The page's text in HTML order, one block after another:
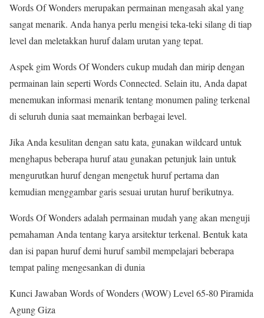
Words Of Wonders merupakan permainan mengasah akal yang
sangat menarik. Anda hanya perlu mengisi teka-teki silang di tiap
level dan meletakkan huruf dalam urutan yang tepat.
Aspek gim Words Of Wonders cukup mudah dan mirip dengan
permainan lain seperti Words Connected. Selain itu, Anda dapat
menemukan informasi menarik tentang monumen paling terkenal
di seluruh dunia saat memainkan berbagai level.
Jika Anda kesulitan dengan satu kata, gunakan wildcard untuk
menghapus beberapa huruf atau gunakan petunjuk lain untuk
mengurutkan huruf dengan mengetuk huruf pertama dan
kemudian menggambar garis sesuai urutan huruf berikutnya.
Words Of Wonders adalah permainan mudah yang akan menguji
pemahaman Anda tentang karya arsitektur terkenal. Bentuk kata
dan isi papan huruf demi huruf sambil mempelajari beberapa
tempat paling mengesankan di dunia
Kunci Jawaban Words of Wonders (WOW) Level 65-80 Piramida
Agung Giza